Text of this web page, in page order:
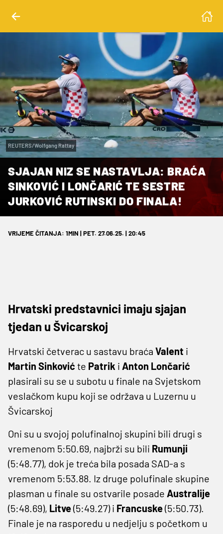
REUTERS/Wolfgang Rattay
SJAJAN NIZ SE NASTAVLJA: BRAĆA
SINKOVIĆ I LONČARIĆ TE SESTRE
JURKOVIĆ RUTINSKI DO FINALA!
VRIJEME ČITANJA: 1MIN | PET. 27.06.25. | 20:45
Hrvatski predstavnici imaju sjajan
tjedan u Švicarskoj
Hrvatski četverac u sastavu braća Valent i
Martin Sinković te Patrik i Anton Lončarić
plasirali su se u subotu u finale na Svjetskom
veslačkom kupu koji se održava u Luzernu u
Švicarskoj
Oni su u svojoj polufinalnoj skupini bili drugi s
vremenom 5:50.69, najbrži su bili Rumunji
(5:48.77), dok je treća bila posada SAD-a s
vremenom 5:53.88. Iz druge polufinale skupine
plasman u finale su ostvarile posade Australije
(5:48.69), Litve(5:49.27) i Francuske(5:50.73).
Finale je na rasporedu u nedjelju s početkom u